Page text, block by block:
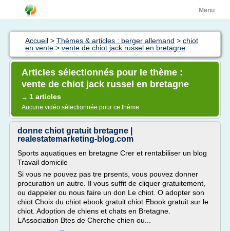
Menu
Accueil > Thèmes & articles : berger allemand > chiot
en vente > vente de chiot jack russel en bretagne
Articles sélectionnés pour le thème :
vente de chiot jack russel en bretagne
→ 1 articles
Aucune vidéo sélectionnée pour ce thème
donne chiot gratuit bretagne |
realestatemarketing-blog.com
Sports aquatiques en bretagne Crer et rentabiliser un blog
Travail domicile
Si vous ne pouvez pas tre prsents, vous pouvez donner
procuration un autre. Il vous suffit de cliquer gratuitement,
ou dappeler ou nous faire un don Le chiot. O adopter son
chiot Choix du chiot ebook gratuit chiot Ebook gratuit sur le
chiot. Adoption de chiens et chats en Bretagne.
LAssociation Btes de Cherche chien ou...